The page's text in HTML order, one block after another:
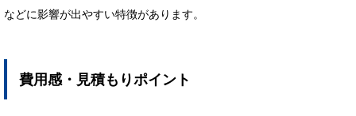
などに影響が出やすい特徴があります。
費用感・見積もりポイント